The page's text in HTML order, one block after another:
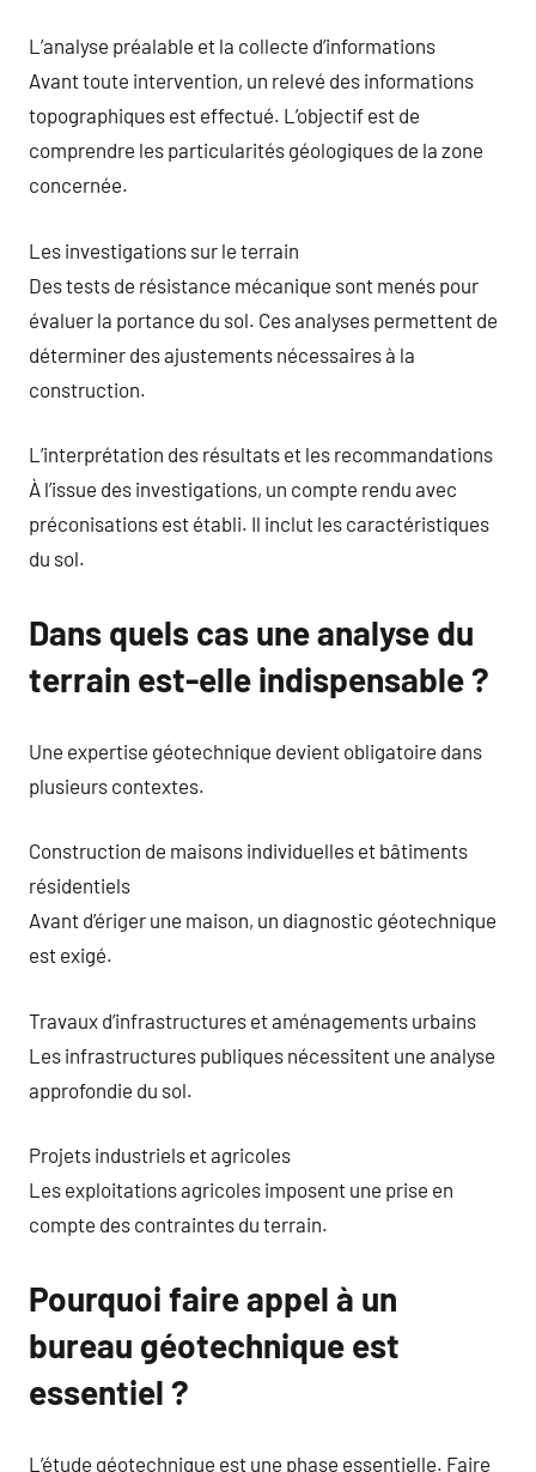
L’analyse préalable et la collecte d’informations
Avant toute intervention, un relevé des informations
topographiques est effectué. L’objectif est de
comprendre les particularités géologiques de la zone
concernée.
Les investigations sur le terrain
Des tests de résistance mécanique sont menés pour
évaluer la portance du sol. Ces analyses permettent de
déterminer des ajustements nécessaires à la
construction.
L’interprétation des résultats et les recommandations
À l’issue des investigations, un compte rendu avec
préconisations est établi. Il inclut les caractéristiques
du sol.
Dans quels cas une analyse du
terrain est-elle indispensable ?
Une expertise géotechnique devient obligatoire dans
plusieurs contextes.
Construction de maisons individuelles et bâtiments
résidentiels
Avant d’ériger une maison, un diagnostic géotechnique
est exigé.
Travaux d’infrastructures et aménagements urbains
Les infrastructures publiques nécessitent une analyse
approfondie du sol.
Projets industriels et agricoles
Les exploitations agricoles imposent une prise en
compte des contraintes du terrain.
Pourquoi faire appel à un
bureau géotechnique est
essentiel ?
L’étude géotechnique est une phase essentielle. Faire